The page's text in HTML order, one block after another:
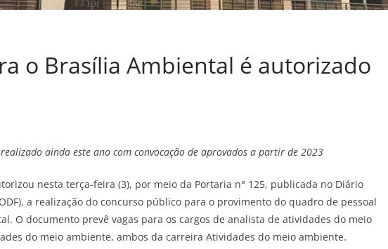
o Brasília Ambiental é autorizado
ainda este ano com convocação de aprovados a partir de 2023
nesta terça-feira (3), por meio da Portaria n° 125, publicada no Diário
a realização do concurso público para o provimento do quadro de pessoal
O documento prevê vagas para os cargos de analista de atividades do meio
do meio ambiente, ambos da carreira Atividades do meio ambiente.